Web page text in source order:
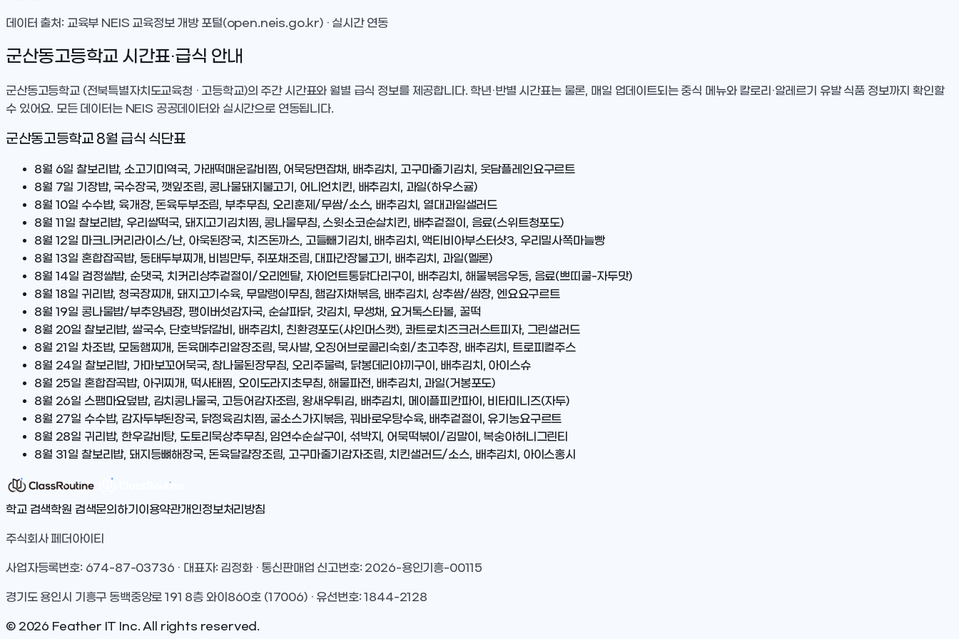
데이터 출처: 교육부 NEIS 교육정보 개방 포털(open.neis.go.kr) · 실시간 연동
군산동고등학교 시간표·급식 안내
군산동고등학교(전북특별자치도교육청 · 고등학교)의 주간 시간표와 월별 급식 정보를 제공합니다. 학년·반별 시간표는 물론, 매일 업데이트되는 중식 메뉴와 칼로리·알레르기 유발 식품 정보까지 확인할
수 있어요. 모든 데이터는 NEIS 공공데이터와 실시간으로 연동됩니다.
군산동고등학교 8월 급식 식단표
8월 6일 찰보리밥, 소고기미역국, 가래떡매운갈비찜, 어묵당면잡채, 배추김치, 고구마줄기김치, 웃담플레인요구르트
8월 7일 기장밥, 국수장국, 깻잎조림, 콩나물돼지불고기, 어니언치킨, 배추김치, 과일(하우스귤)
8월 10일 수수밥, 육개장, 돈육두부조림, 부추무침, 오리훈제/무쌈/소스, 배추김치, 열대과일샐러드
8월 11일 찰보리밥, 우리쌀떡국, 돼지고기김치찜, 콩나물무침, 스윗소코순살치킨, 배추겉절이, 음료(스위트청포도)
8월 12일 마크니커리라이스/난, 아욱된장국, 치즈돈까스, 고들빼기김치, 배추김치, 액티비아부스터샷3, 우리밀사쪽마늘빵
8월 13일 혼합잡곡밥, 동태두부찌개, 비빔만두, 쥐포채조림, 대파간장불고기, 배추김치, 과일(멜론)
8월 14일 검정쌀밥, 순댓국, 치커리상추겉절이/오리엔탈, 자이언트통닭다리구이, 배추김치, 해물볶음우동, 음료(쁘띠쿨-자두맛)
8월 18일 귀리밥, 청국장찌개, 돼지고기수육, 무말랭이무침, 햄감자채볶음, 배추김치, 상추쌈/쌈장, 엔요요구르트
8월 19일 콩나물밥/부추양념장, 팽이버섯감자국, 순살파닭, 갓김치, 무생채, 요거톡스타볼, 꿀떡
8월 20일 찰보리밥, 쌀국수, 단호박닭갈비, 배추김치, 친환경포도(샤인머스캣), 콰트로치즈크러스트피자, 그린샐러드
8월 21일 차조밥, 모둠햄찌개, 돈육메추리알장조림, 묵사발, 오징어브로콜리숙회/초고추장, 배추김치, 트로피컬주스
8월 24일 찰보리밥, 가마보꼬어묵국, 참나물된장무침, 오리주물럭, 닭봉데리야끼구이, 배추김치, 아이스슈
8월 25일 혼합잡곡밥, 아귀찌개, 떡사태찜, 오이도라지초무침, 해물파전, 배추김치, 과일(거봉포도)
8월 26일 스팸마요덮밥, 김치콩나물국, 고등어감자조림, 왕새우튀김, 배추김치, 메이플피칸파이, 비타미니즈(자두)
8월 27일 수수밥, 감자두부된장국, 닭정육김치찜, 굴소스가지볶음, 꿔바로우탕수육, 배추겉절이, 유기농요구르트
8월 28일 귀리밥, 한우갈비탕, 도토리묵상추무침, 임연수순살구이, 섞박지, 어묵떡볶이/김말이, 복숭아허니그린티
8월 31일 찰보리밥, 돼지등뼈해장국, 돈육달걀장조림, 고구마줄기감자조림, 치킨샐러드/소스, 배추김치, 아이스홍시
학교 검색학원 검색문의하기 이용약관개인정보처리방침
주식회사 페더아이티
사업자등록번호: 674-87-03736 · 대표자: 김정화 · 통신판매업 신고번호: 2026-용인기흥-00115
경기도 용인시 기흥구 동백중앙로 191 8층 와이860호 (17006) · 유선번호: 1844-2128
© 2026 Feather IT Inc. All rights reserved.